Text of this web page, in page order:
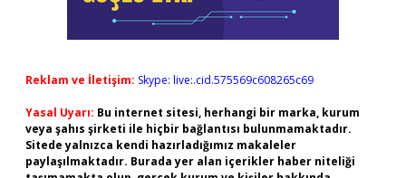
Reklam ve İletişim: Skype: live:.cid.575569c608265c69
Yasal Uyarı: Bu internet sitesi, herhangi bir marka, kurum
veya şahıs şirketi ile hiçbir bağlantısı bulunmamaktadır.
Sitede yalnızca kendi hazırladığımız makaleler
paylaşılmaktadır. Burada yer alan içerikler haber niteliği